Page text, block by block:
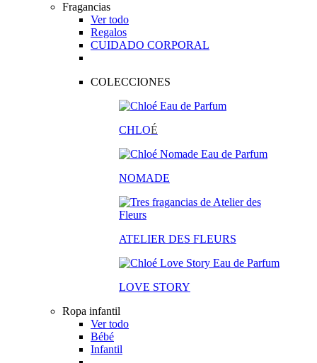
Fragancias
Ver todo
Regalos
CUIDADO CORPORAL
COLECCIONES
CHLOÉ
NOMADE
ATELIER DES FLEURS
LOVE STORY
Ropa infantil
Ver todo
Bébé
Infantil